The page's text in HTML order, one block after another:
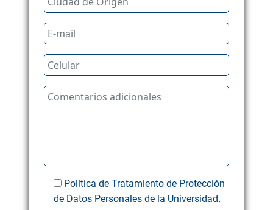
Política de Tratamiento de Protección
de Datos Personales de la Universidad.